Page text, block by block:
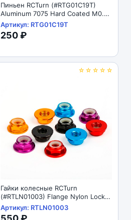
Пиньен RCTurn (#RTG01C19T)
Aluminum 7075 Hard Coated M0.6
Motor Pinions Gear - Ti Gold
Артикул: RTG01C19T
250 ₽
☆☆☆☆☆
Гайки колесные RCTurn
(#RTLN01003) Flange Nylon Lock
Nut M4 Regular CW 10pcs/bag
Артикул: RTLN01003